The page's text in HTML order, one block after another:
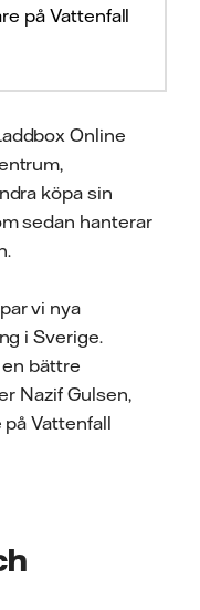
på Vattenfall
Online
köpa sin
sedan hanterar
vi nya
i Sverige.
bättre
Nazif Gulsen,
Vattenfall